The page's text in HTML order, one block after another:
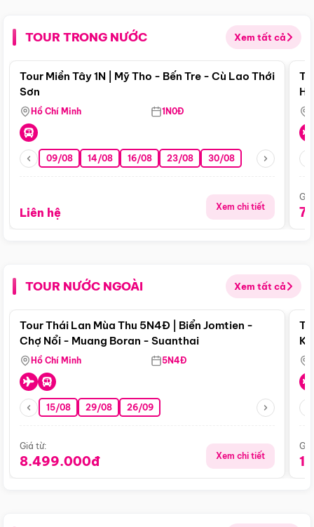
TOUR TRONG NƯỚC Xem tất cả
Điểm nổi bật
Tour Miền Tây 1N | Mỹ Tho - Bến Tre - Cù Lao Thới
Sơn
Hồ Chí Minh 1N0Đ
09/08 14/08 16/08 23/08 30/08
Liên hệ Xem chi tiết
TOUR NƯỚC NGOÀI Xem tất cả
Điểm nổi bật
Tour Thái Lan Mùa Thu 5N4Đ | Biển Jomtien -
Chợ Nổi - Muang Boran - Suanthai
Hồ Chí Minh 5N4Đ
15/08 29/08 26/09
Giá từ:
8.499.000đ Xem chi tiết